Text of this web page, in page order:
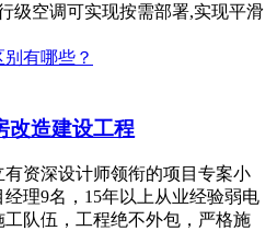
级空调可实现按需部署,实现平滑
改造建设工程
资深设计师领衔的项目专案小
理9名，15年以上从业经验弱电
队伍，工程绝不外包，严格施